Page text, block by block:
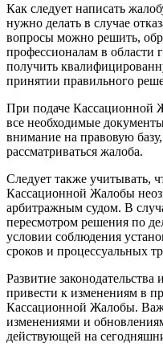
Как следует написать
нужно делать в случае
вопросы можно решить,
профессионалам в области
получить
принятии правильного
При подаче Кассационной
все необходимые
внимание на правовую
рассматриваться жалоба.
Следует также учитывать,
Кассационной Жалобы
арбитражным судом. В
пересмотром решения по
условии соблюдения
сроков и процессуальных
Развитие
привести к изменениям в
Кассационной Жалобы.
изменениями и
действующей на